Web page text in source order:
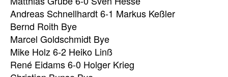
Andreas Schnellhardt 6-1 Markus Keßler
Bernd Roith Bye
Marcel Goldschmidt Bye
Mike Holz 6-2 Heiko Linß
René Eidams 6-0 Holger Krieg